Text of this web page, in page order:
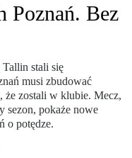
Poznań. Bez
stali się
musi zbudować
że zostali w klubie. Mecz,
sezon, pokaże nowe
o potędze.